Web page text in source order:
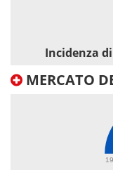
Incidenza
MERCATO